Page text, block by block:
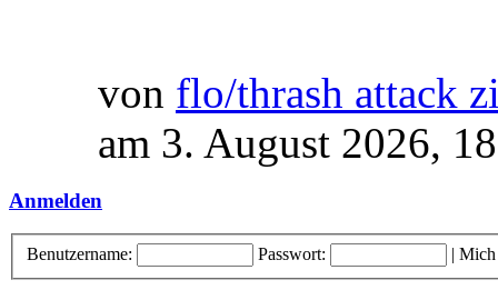
von flo/thrash attack
am 3. August 2026,
Anmelden
Benutzername: Passwort: | Mich